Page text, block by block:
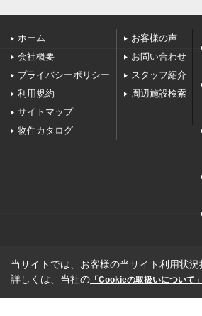
ホーム
会社概要
プライバシーポリシー
利用規約
サイトマップ
物件カタログ
お客様の声
お問い合わせ
スタッフ紹介
周辺施設検索
当サイトでは、お客様の当サイト利用状
詳しくは、当社の 「Cookieの取扱いについて」